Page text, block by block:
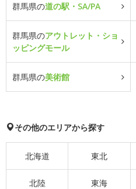
群馬県の道の駅・SA/PA
群馬県のアウトレット・ショ
ッピングモール
群馬県の美術館
その他のエリアから探す
北海道 東北
北陸 東海